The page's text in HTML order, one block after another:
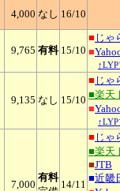
4,000 なし 16/10
9,765 有料 15/10
■ じゃ
■
9,135 なし 15/10
■ じゃ
■楽天
■
7,000
有料
14/11
■ じゃ
■楽天
■JTB
■近畿